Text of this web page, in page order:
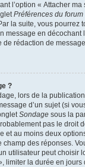
l’option « Attacher
Préférences du
la suite, vous pourrez
message en décochant
de rédaction de
?
lors de la
d’un sujet (si
Sondage sous la
pas le droit
et au moins deux
des réponses.
utilisateur peut choisir
limiter la durée en